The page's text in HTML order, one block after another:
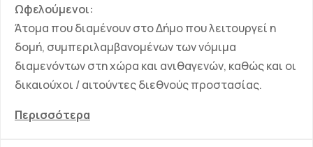
Ωφελούμενοι:
Άτομα που διαμένουν στο Δήμο που λειτουργεί η
δομή, συμπεριλαμβανομένων των νόμιμα
διαμενόντων στη χώρα και ανιθαγενών, καθώς και οι
δικαιούχοι / αιτούντες διεθνούς προστασίας.
Περισσότερα